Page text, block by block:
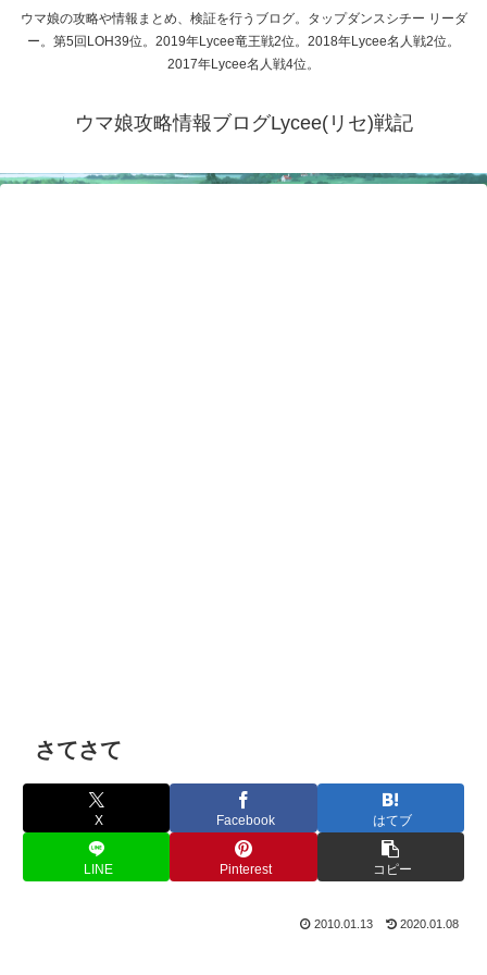
ウマ娘の攻略や情報まとめ、検証を行うブログ。タップダンスシチー リーダ
ー。第5回LOH39位。2019年Lycee竜王戦2位。2018年Lycee名人戦2位。
2017年Lycee名人戦4位。
ウマ娘攻略情報ブログLycee(リセ)戦記
さてさて
X Facebook はてブ
LINE Pinterest コピー
2010.01.13 2020.01.08